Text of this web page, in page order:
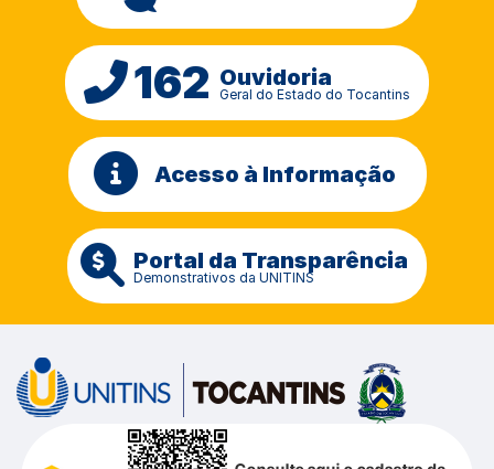
162 Ouvidoria
Geral do Estado do Tocantins
Acesso à Informação
Portal da Transparência
Demonstrativos da UNITINS